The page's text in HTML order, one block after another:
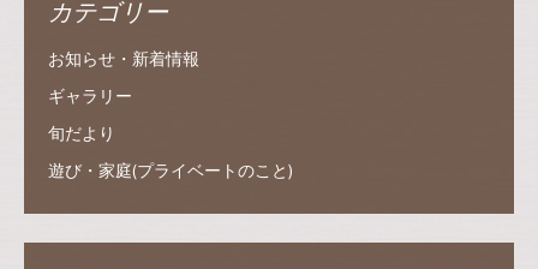
カテゴリー
お知らせ・新着情報
ギャラリー
旬だより
遊び・家庭(プライベートのこと)